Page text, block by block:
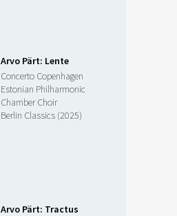
Arvo Pärt: Lente
Concerto Copenhagen
Estonian Philharmonic
Chamber Choir
Berlin Classics (2025)
Arvo Pärt: Tractus